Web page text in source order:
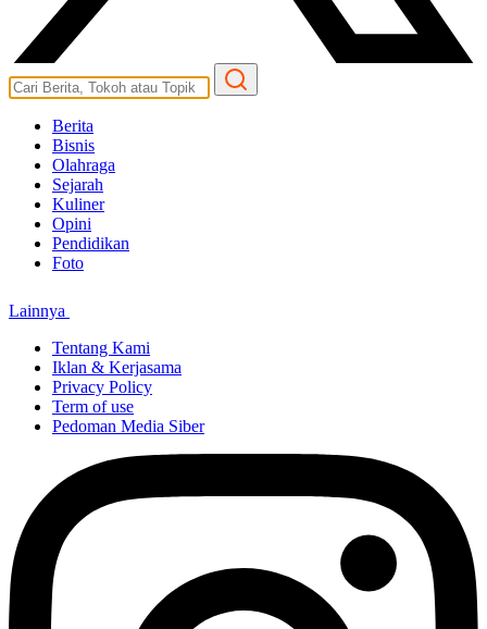
Berita
Bisnis
Olahraga
Sejarah
Kuliner
Opini
Pendidikan
Foto
Lainnya
Tentang Kami
Iklan & Kerjasama
Privacy Policy
Term of use
Pedoman Media Siber